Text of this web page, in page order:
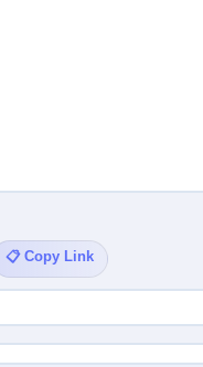
📋 Copy Link